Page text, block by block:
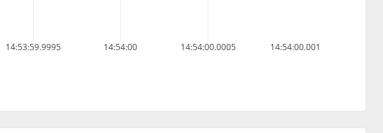
14:53:59.9995 14:54:00 14:54:00.0005 14:54:00.001